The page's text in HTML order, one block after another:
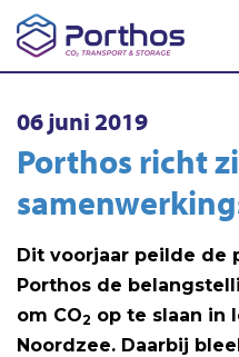
English
06 juni 2019
Porthos richt
Dit voorjaar peilde de
Porthos de
om CO2 op te slaan in
Noordzee. Daarbij